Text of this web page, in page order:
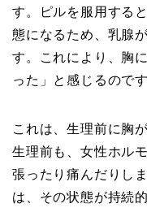
す。ピルを服用する
態になるため、乳腺
す。これにより、胸
った」と感じるのです
これは、生理前に胸
生理前も、女性ホル
張ったり痛んだりし
は、その状態が持続